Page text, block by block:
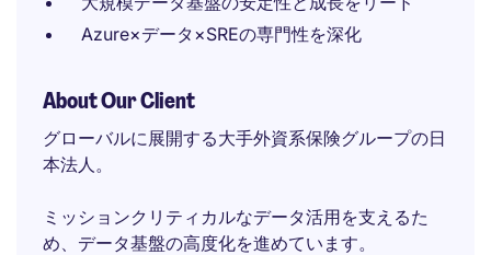
Azure×データ×SREの専門性を深化
About Our Client
グローバルに展開する大手外資系保険グループの日
本法人。
ミッションクリティカルなデータ活用を支えるた
め、データ基盤の高度化を進めています。